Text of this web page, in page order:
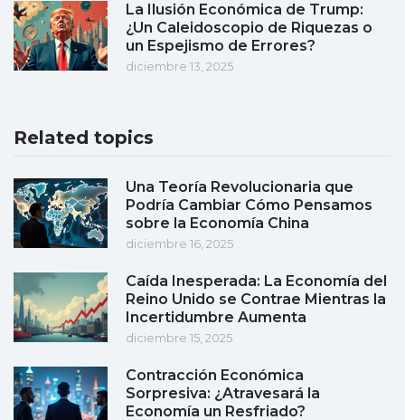
La Ilusión Económica de Trump:
¿Un Caleidoscopio de Riquezas o
un Espejismo de Errores?
diciembre 13, 2025
Related topics
Una Teoría Revolucionaria que
Podría Cambiar Cómo Pensamos
sobre la Economía China
diciembre 16, 2025
Caída Inesperada: La Economía del
Reino Unido se Contrae Mientras la
Incertidumbre Aumenta
diciembre 15, 2025
Contracción Económica
Sorpresiva: ¿Atravesará la
Economía un Resfriado?